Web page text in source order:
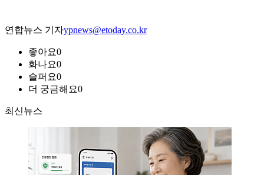
연합뉴스 기자ypnews@etoday.co.kr
좋아요0
화나요0
슬퍼요0
더 궁금해요0
최신뉴스